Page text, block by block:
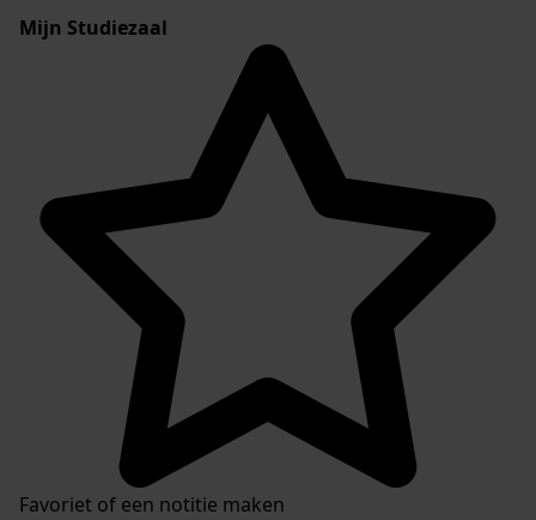
Mijn Studiezaal
Favoriet of een notitie maken